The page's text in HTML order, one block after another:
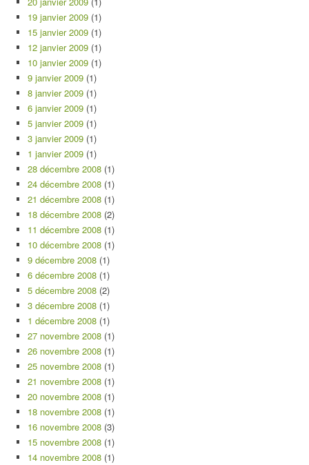
19 janvier 2009 (1)
15 janvier 2009 (1)
12 janvier 2009 (1)
10 janvier 2009 (1)
9 janvier 2009 (1)
8 janvier 2009 (1)
6 janvier 2009 (1)
5 janvier 2009 (1)
3 janvier 2009 (1)
1 janvier 2009 (1)
28 décembre 2008 (1)
24 décembre 2008 (1)
21 décembre 2008 (1)
18 décembre 2008 (2)
11 décembre 2008 (1)
10 décembre 2008 (1)
9 décembre 2008 (1)
6 décembre 2008 (1)
5 décembre 2008 (2)
3 décembre 2008 (1)
1 décembre 2008 (1)
27 novembre 2008 (1)
26 novembre 2008 (1)
25 novembre 2008 (1)
21 novembre 2008 (1)
20 novembre 2008 (1)
18 novembre 2008 (1)
16 novembre 2008 (3)
15 novembre 2008 (1)
14 novembre 2008 (1)